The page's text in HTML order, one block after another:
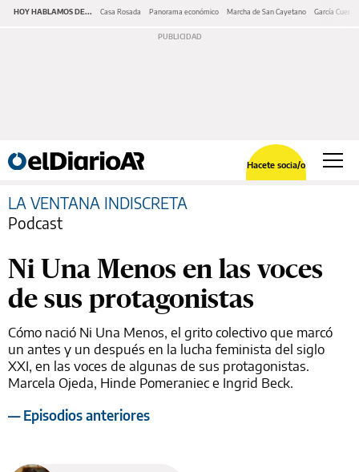
HOY HABLAMOS DE... Casa Rosada Panorama económico Marcha de San Cayetano García Cuerva
Hacete socia/o
LA VENTANA INDISCRETA
Podcast
Ni Una Menos en las voces
de sus protagonistas
Cómo nació Ni Una Menos, el grito colectivo que marcó
un antes y un después en la lucha feminista del siglo
XXI, en las voces de algunas de sus protagonistas.
Marcela Ojeda, Hinde Pomeraniec e Ingrid Beck.
— Episodios anteriores